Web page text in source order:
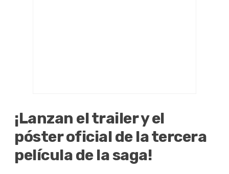
¡Lanzan el trailer y el
póster oficial de la tercera
película de la saga!